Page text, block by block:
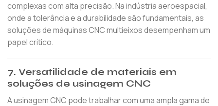
complexas com alta precisão. Na indústria aeroespacial,
onde a tolerância e a durabilidade são fundamentais, as
soluções de máquinas CNC multieixos desempenham um
papel crítico.
7. Versatilidade de materiais em
soluções de usinagem CNC
A usinagem CNC pode trabalhar com uma ampla gama de